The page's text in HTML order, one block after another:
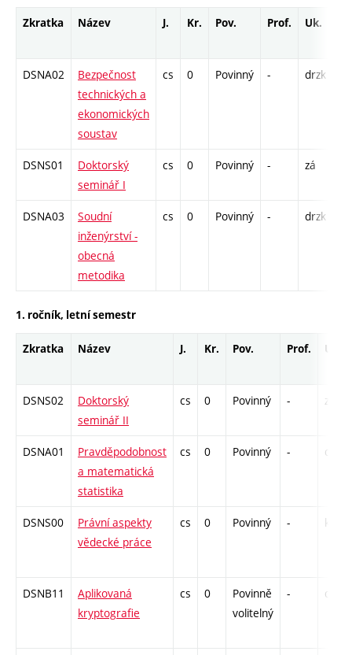
Zkratka Název J. Kr. Pov. Prof. Uk.
DSNA02
Bezpečnost
technických a
ekonomických
soustav
cs 0 Povinný - drzk
DSNS01
Doktorský
seminář I
cs 0 Povinný - zá
DSNA03
Soudní
inženýrství -
obecná
metodika
cs 0 Povinný - drzk
1. ročník, letní semestr
Zkratka Název J. Kr. Pov. Prof. Uk.
DSNS02
Doktorský
seminář II
cs 0 Povinný - zá
DSNA01
Pravděpodobnost
a matematická
statistika
cs 0 Povinný - drzk
DSNS00
Právní aspekty
vědecké práce
cs 0 Povinný - kol
DSNB11
Aplikovaná
kryptografie
cs 0
Povinně
volitelný
- drzk